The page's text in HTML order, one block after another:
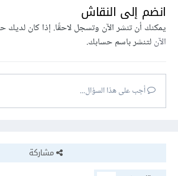
انضم إلى النقاش
يمكنك أن تنشر الآن وتسجل لاحقًا. إذا كان لديك
الآنلتنشر باسم حسابك.
أجب على هذا السؤال...
مشاركة